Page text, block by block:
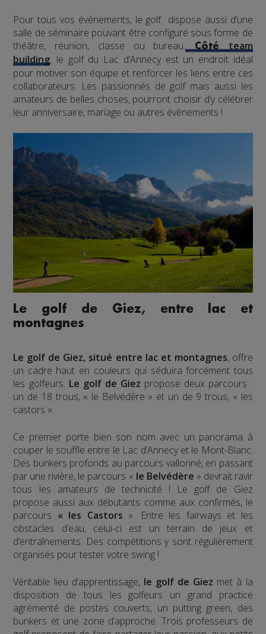
Pour tous vos évènements, le golf dispose aussi d’une
salle de séminaire pouvant être configuré sous forme de
théâtre, réunion, classe ou bureau. Côté team
building, le golf du Lac d’Annecy est un endroit idéal
pour motiver son équipe et renforcer les liens entre ces
collaborateurs. Les passionnés de golf mais aussi les
amateurs de belles choses, pourront choisir d’y célébrer
leur anniversaire, mariage ou autres évènements !
Le golf de Giez, entre lac et
montagnes
Le golf de Giez, situé entre lac et montagnes, offre
un cadre haut en couleurs qui séduira forcément tous
les golfeurs. Le golf de Giez propose deux parcours :
un de 18 trous, « le Belvédère » et un de 9 trous, « les
castors ».
Ce premier porte bien son nom avec un panorama à
couper le souffle entre le Lac d’Annecy et le Mont-Blanc.
Des bunkers profonds au parcours vallonné, en passant
par une rivière, le parcours « le Belvédère » devrait ravir
tous les amateurs de technicité ! Le golf de Giez
propose aussi aux débutants comme aux confirmés, le
parcours « les Castors ». Entre les fairways et les
obstacles d’eau, celui-ci est un terrain de jeux et
d’entraînements. Des compétitions y sont régulièrement
organisés pour tester votre swing !
Véritable lieu d’apprentissage, le golf de Giez met à la
disposition de tous les golfeurs un grand practice
agrémenté de postes couverts, un putting green, des
bunkers et une zone d’approche. Trois professeurs de